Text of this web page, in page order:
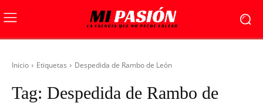
Inicio Etiquetas Despedida de Rambo de León
Tag: Despedida de Rambo de